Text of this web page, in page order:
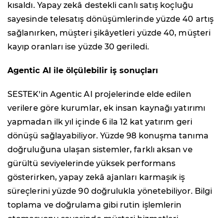
kısaldı. Yapay zekâ destekli canlı satış koçluğu
sayesinde telesatış dönüşümlerinde yüzde 40 artış
sağlanırken, müşteri şikâyetleri yüzde 40, müşteri
kayıp oranları ise yüzde 30 geriledi.
Agentic AI ile ölçülebilir iş sonuçları
SESTEK'in Agentic AI projelerinde elde edilen
verilere göre kurumlar, ek insan kaynağı yatırımı
yapmadan ilk yıl içinde 6 ila 12 kat yatırım geri
dönüşü sağlayabiliyor. Yüzde 98 konuşma tanıma
doğruluğuna ulaşan sistemler, farklı aksan ve
gürültü seviyelerinde yüksek performans
gösterirken, yapay zekâ ajanları karmaşık iş
süreçlerini yüzde 90 doğrulukla yönetebiliyor. Bilgi
toplama ve doğrulama gibi rutin işlemlerin